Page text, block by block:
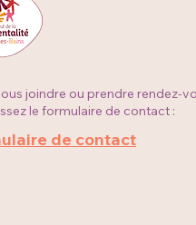
joindre ou prendre rendez-
le formulaire de contact :
de contact